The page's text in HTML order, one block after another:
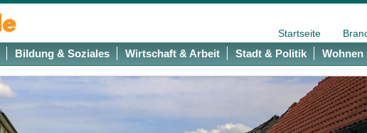
Startseite
Bildung & Soziales Wirtschaft & Arbeit Stadt & Politik Wohnen